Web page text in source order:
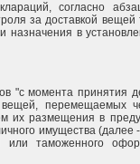
согласно
за доставкой
назначения в
"с момента принятия
перемещаемых
их размещения в
имущества (далее
или таможенного